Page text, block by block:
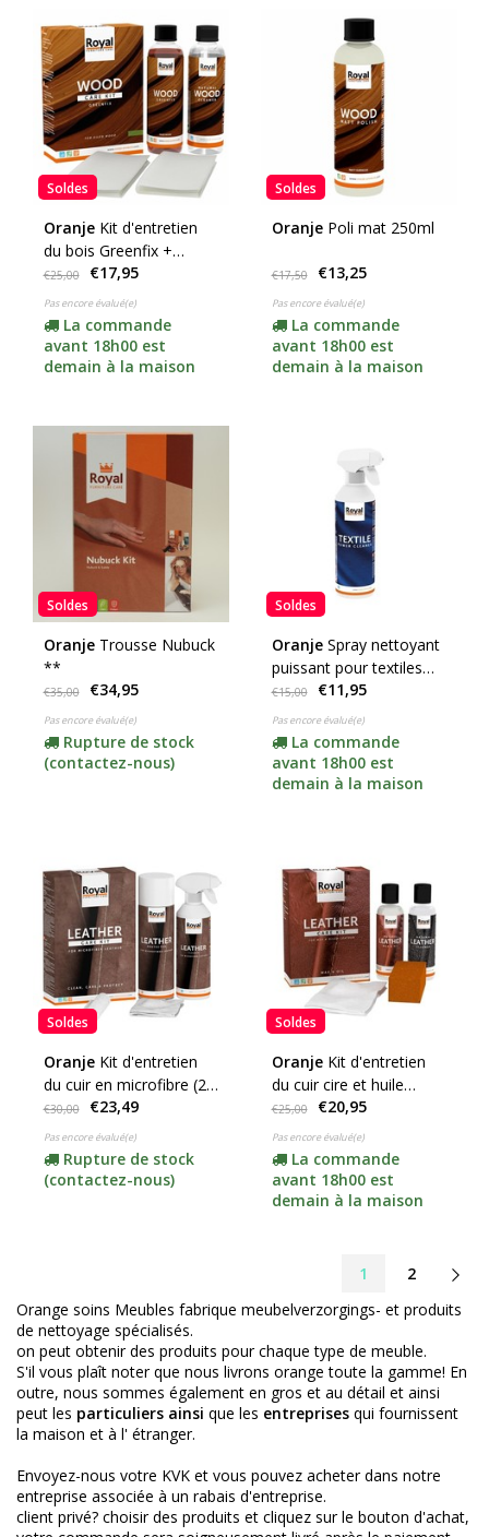
Soldes
Oranje Kit d'entretien
du bois Greenfix +
nettoyant 2 x 250 ml
€25,00 €17,95
Pas encore évalué(e)
La commande
avant 18h00 est
demain à la maison
Soldes
Oranje Poli mat 250ml
€17,50 €13,25
Pas encore évalué(e)
La commande
avant 18h00 est
demain à la maison
Soldes
Oranje Trousse Nubuck
**
€35,00 €34,95
Pas encore évalué(e)
Rupture de stock
(contactez-nous)
Soldes
Oranje Spray nettoyant
puissant pour textiles
(500 ml)
€15,00 €11,95
Pas encore évalué(e)
La commande
avant 18h00 est
demain à la maison
Soldes
Oranje Kit d'entretien
du cuir en microfibre (2x
500ml)
€30,00 €23,49
Pas encore évalué(e)
Rupture de stock
(contactez-nous)
Soldes
Oranje Kit d'entretien
du cuir cire et huile
(choisissez votre
ensemble)
€25,00 €20,95
Pas encore évalué(e)
La commande
avant 18h00 est
demain à la maison
1
2
Orange soins Meubles fabrique meubelverzorgings- et produits
de nettoyage spécialisés.
on peut obtenir des produits pour chaque type de meuble.
S'il vous plaît noter que nous livrons orange toute la gamme! En
outre, nous sommes également en gros et au détail et ainsi
peut les particuliers ainsi que les entreprises qui fournissent
la maison et à l' étranger.
Envoyez-nous votre KVK et vous pouvez acheter dans notre
entreprise associée à un rabais d'entreprise.
client privé? choisir des produits et cliquez sur le bouton d'achat,